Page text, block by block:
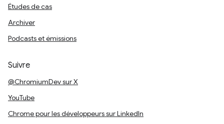
Études de cas
Archiver
Podcasts et émissions
Suivre
@ChromiumDev sur X
YouTube
Chrome pour les développeurs sur LinkedIn